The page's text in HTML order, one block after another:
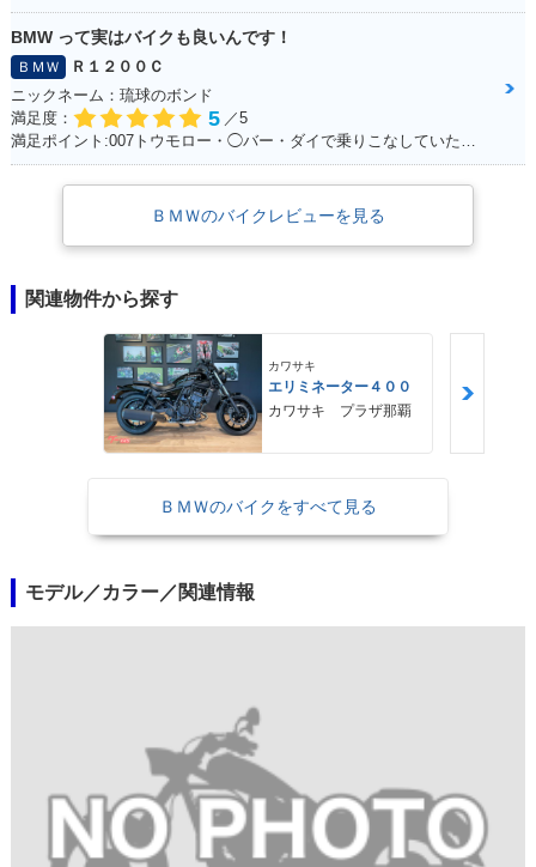
BMW って実はバイクも良いんです！
ＢＭＷ
Ｒ１２００Ｃ
ニックネーム：琉球のボンド
満足度：
5 ／5
満足ポイント:007トウモロー・◯バー・ダイで乗りこなしていた。 当時からこのバイクに憧れて、やっと30になって購入☆ あの2回目のデートで彼女といったYokohama 大黒埠頭ではじゃじゃ馬な彼女と同じくらいお前もじゃじゃ馬だったよな。 今でも乗っているとよくハーレー乗りの方に声を掛けられます！ 一生大事にするからな！
ＢＭＷのバイクレビューを見る
関連物件から探す
カワサキ
エリミネーター４００
カワサキ プラザ那覇
ＢＭＷのバイクをすべて見る
モデル／カラー／関連情報